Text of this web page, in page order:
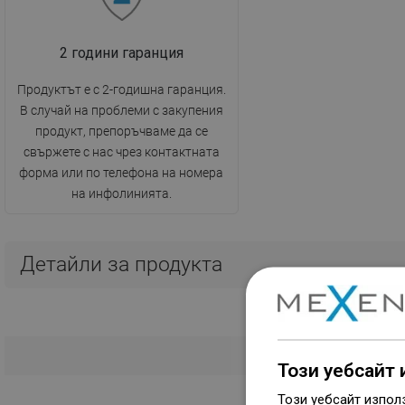
2 години гаранция
Продуктът е с 2-годишна гаранция.
В случай на проблеми с закупения
продукт, препоръчваме да се
свържете с нас чрез контактната
форма или по телефона на номера
на инфолинията.
Детайли за продукта
Този уебсайт
Този уебсайт